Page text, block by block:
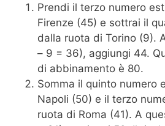
Prendi il terzo numero
Firenze (45) e sottrai il
dalla ruota di Torino (9).
– 9 = 36), aggiungi 44.
di abbinamento è 80.
Somma il quinto numero
Napoli (50) e il terzo
ruota di Roma (41). A